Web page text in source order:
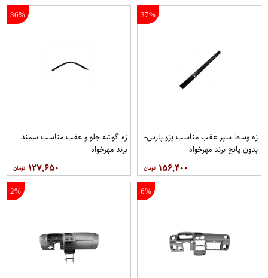
37%
زه وسط سپر عقب مناسب پژو پارس-
بدون پانج برند مهرخواه
۱۵۶,۴۰۰
36%
زه گوشه جلو و عقب مناسب سمند
برند مهرخواه
۱۲۷,۶۵۰
6%
2%